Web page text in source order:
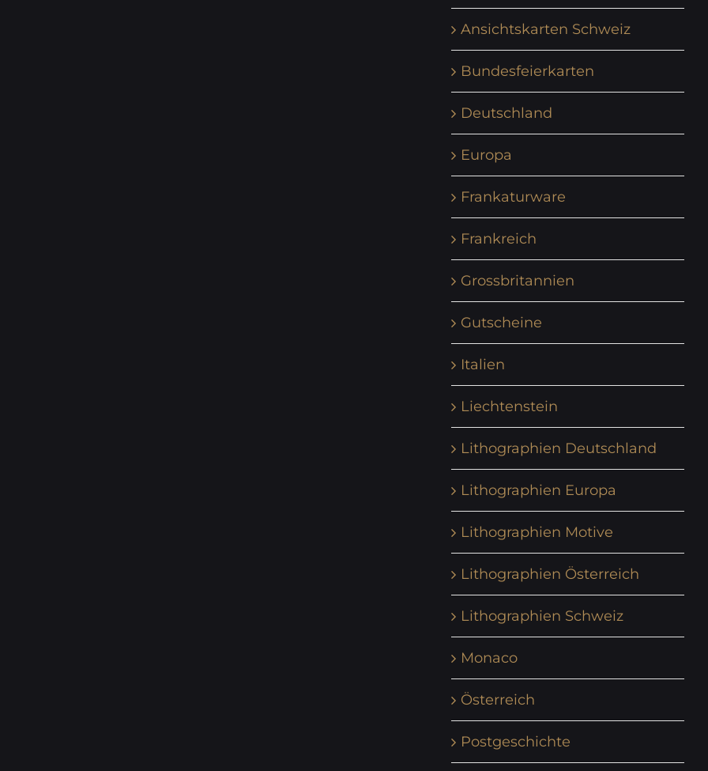
Ansichtskarten Schweiz
Bundesfeierkarten
Deutschland
Europa
Frankaturware
Frankreich
Grossbritannien
Gutscheine
Italien
Liechtenstein
Lithographien Deutschland
Lithographien Europa
Lithographien Motive
Lithographien Österreich
Lithographien Schweiz
Monaco
Österreich
Postgeschichte